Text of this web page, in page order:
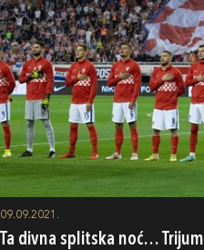
09.09.2021.
Ta divna splitska noć…